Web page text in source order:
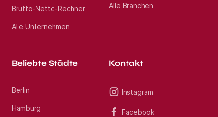
Brutto-Netto-Rechner
Alle Unternehmen
Alle Branchen
Beliebte Städte
Berlin
Hamburg
Kontakt
Instagram
Facebook